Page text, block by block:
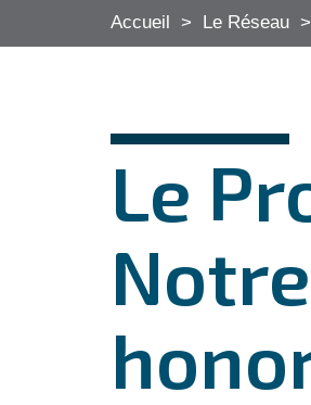
Accueil > Le Réseau >
Le